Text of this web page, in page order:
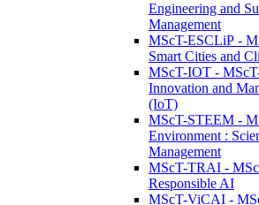
Engineering and
Management
MScT-ESCLiP -
Smart Cities and
MScT-IOT -
Innovation and
(IoT)
MScT-STEEM -
Environment :
Management
MScT-TRAI -
Responsible AI
MScT-ViCAI -